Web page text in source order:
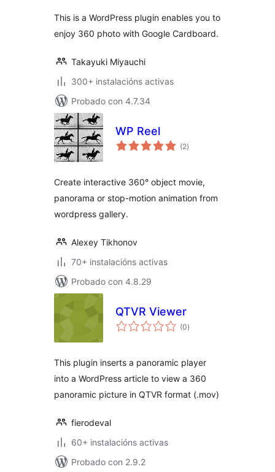
This is a WordPress plugin enables you to
enjoy 360 photo with Google Cardboard.
Takayuki Miyauchi
300+ instalacións activas
Probado con 4.7.34
WP Reel
(2valoracións
totais
)
Create interactive 360° object movie,
panorama or stop-motion animation from
wordpress gallery.
Alexey Tikhonov
70+ instalacións activas
Probado con 4.8.29
QTVR Viewer
(0valoracións
totais
)
This plugin inserts a panoramic player
into a WordPress article to view a 360
panoramic picture in QTVR format (.mov)
fierodeval
60+ instalacións activas
Probado con 2.9.2